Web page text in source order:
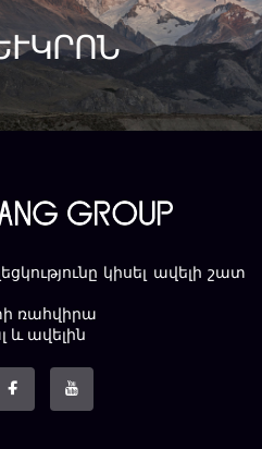
ԿՐՈՆ
կիսել ավելի շատ
ռահվիրա
և ավելին